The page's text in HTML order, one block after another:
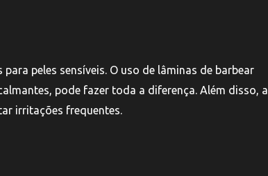
peles sensíveis. O uso de lâminas de barbear
pode fazer toda a diferença. Além disso, a
irritações frequentes.